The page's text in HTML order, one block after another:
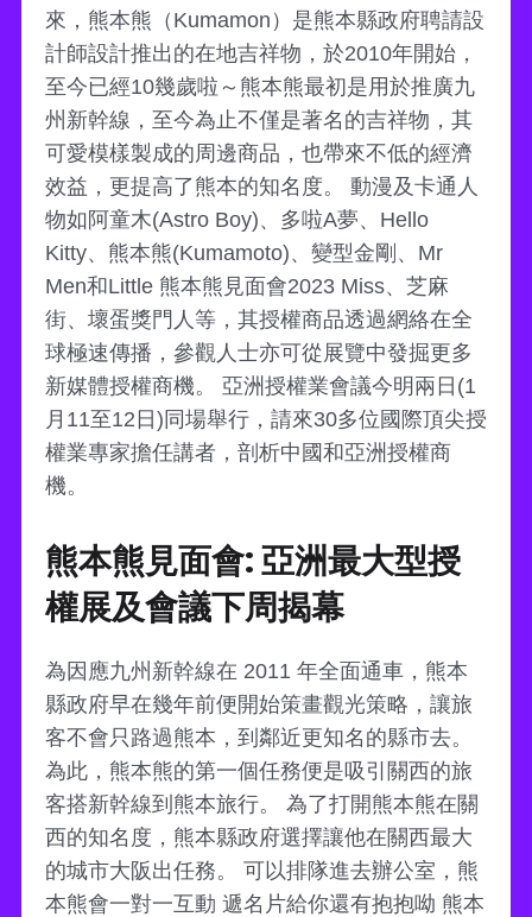
來，熊本熊（Kumamon）是熊本縣政府聘請設
計師設計推出的在地吉祥物，於2010年開始，
至今已經10幾歲啦～熊本熊最初是用於推廣九
州新幹線，至今為止不僅是著名的吉祥物，其
可愛模樣製成的周邊商品，也帶來不低的經濟
效益，更提高了熊本的知名度。 動漫及卡通人
物如阿童木(Astro Boy)、多啦A夢、Hello
Kitty、熊本熊(Kumamoto)、變型金剛、Mr
Men和Little 熊本熊見面會2023 Miss、芝麻
街、壞蛋獎門人等，其授權商品透過網絡在全
球極速傳播，參觀人士亦可從展覽中發掘更多
新媒體授權商機。 亞洲授權業會議今明兩日(1
月11至12日)同場舉行，請來30多位國際頂尖授
權業專家擔任講者，剖析中國和亞洲授權商
機。
熊本熊見面會: 亞洲最大型授
權展及會議下周揭幕
為因應九州新幹線在 2011 年全面通車，熊本
縣政府早在幾年前便開始策畫觀光策略，讓旅
客不會只路過熊本，到鄰近更知名的縣市去。
為此，熊本熊的第一個任務便是吸引關西的旅
客搭新幹線到熊本旅行。 為了打開熊本熊在關
西的知名度，熊本縣政府選擇讓他在關西最大
的城市大阪出任務。 可以排隊進去辦公室，熊
本熊會一對一互動 遞名片給你還有抱抱呦 熊本